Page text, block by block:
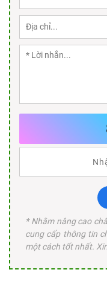
* Nhằm nâng cao
cung cấp thông tin
một cách tốt nhất.